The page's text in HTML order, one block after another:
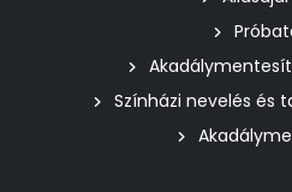
Színházi nevelés és